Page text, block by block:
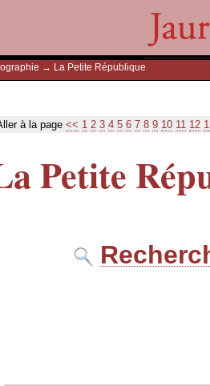
→ La Petite République
à la page << 1 2 3 4 5 6 7 8 9 10 11 12
Petite